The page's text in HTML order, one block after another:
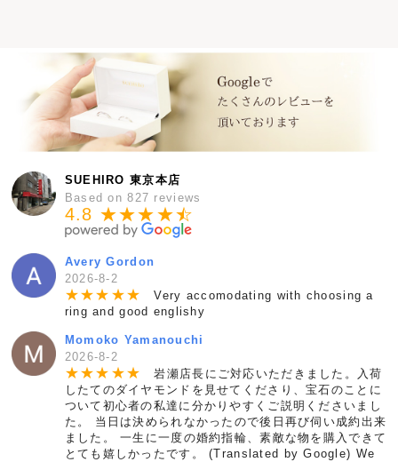
SUEHIRO 東京本店
Based on 827 reviews
4.8 ★★★★★
☆
Avery Gordon
2026-8-2
★★★ ★★
Very accomodating with choosing a
ring and good englishy
Momoko Yamanouchi
2026-8-2
★★★ ★★
岩瀬店長にご対応いただきました。入荷
したてのダイヤモンドを見せてくださり、宝石のことに
ついて初心者の私達に分かりやすくご説明くださいまし
た。 当日は決められなかったので後日再び伺い成約出来
ました。 一生に一度の婚約指輪、素敵な物を購入できて
とても嬉しかったです。 (Translated by Google) We